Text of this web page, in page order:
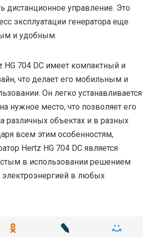
дистанционное управление. Это
эксплуатации генератора еще
и удобным.
HG 704 DC имеет компактный и
что делает его мобильным и
Он легко устанавливается
нужное место, что позволяет его
различных объектах и в разных
всем этим особенностям,
Hertz HG 704 DC является
в использовании решением
электроэнергией в любых